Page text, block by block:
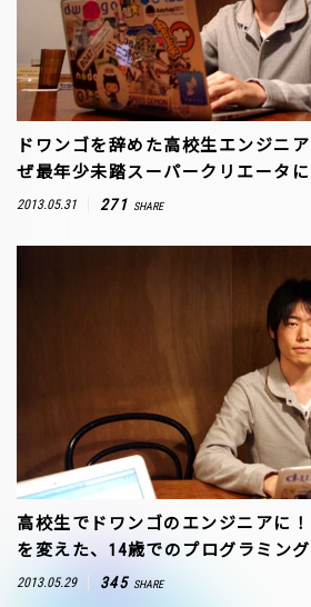
ドワンゴを辞めた高校生エンジニ
ぜ最年少未踏スーパークリエータに
2013.05.31 271 SHARE
高校生でドワンゴのエンジニアに
を変えた、14歳でのプログラミング
2013.05.29 345 SHARE